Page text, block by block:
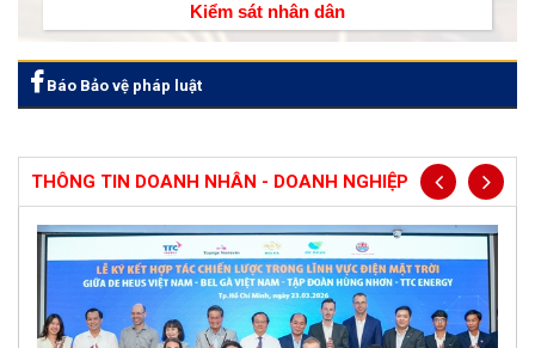
Kiểm sát nhân dân
Báo Bảo vệ pháp luật
THÔNG TIN DOANH NHÂN - DOANH NGHIỆP